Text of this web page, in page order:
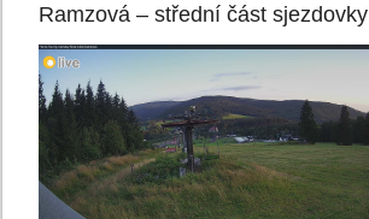
Ramzová – střední část sjezdovky